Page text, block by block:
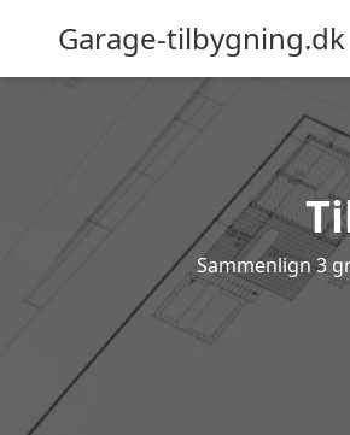
Garage-tilbygning.dk
Sammenlign 3